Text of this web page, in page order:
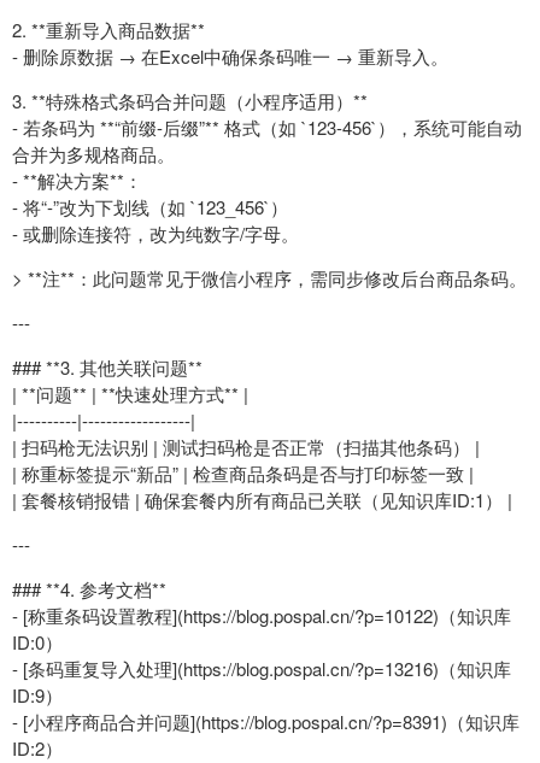
2. **重新导入商品数据**
- 删除原数据 → 在Excel中确保条码唯一 → 重新导入。
3. **特殊格式条码合并问题（小程序适用）**
- 若条码为 **“前缀-后缀”** 格式（如 `123-456`），系统可能自动
合并为多规格商品。
- **解决方案**：
- 将“-”改为下划线（如 `123_456`）
- 或删除连接符，改为纯数字/字母。
> **注**：此问题常见于微信小程序，需同步修改后台商品条码。
---
### **3. 其他关联问题**
| **问题** | **快速处理方式** |
|----------|------------------|
| 扫码枪无法识别 | 测试扫码枪是否正常（扫描其他条码） |
| 称重标签提示“新品” | 检查商品条码是否与打印标签一致 |
| 套餐核销报错 | 确保套餐内所有商品已关联（见知识库ID:1） |
---
### **4. 参考文档**
- [称重条码设置教程](https://blog.pospal.cn/?p=10122)（知识库
ID:0）
- [条码重复导入处理](https://blog.pospal.cn/?p=13216)（知识库
ID:9）
- [小程序商品合并问题](https://blog.pospal.cn/?p=8391)（知识库
ID:2）